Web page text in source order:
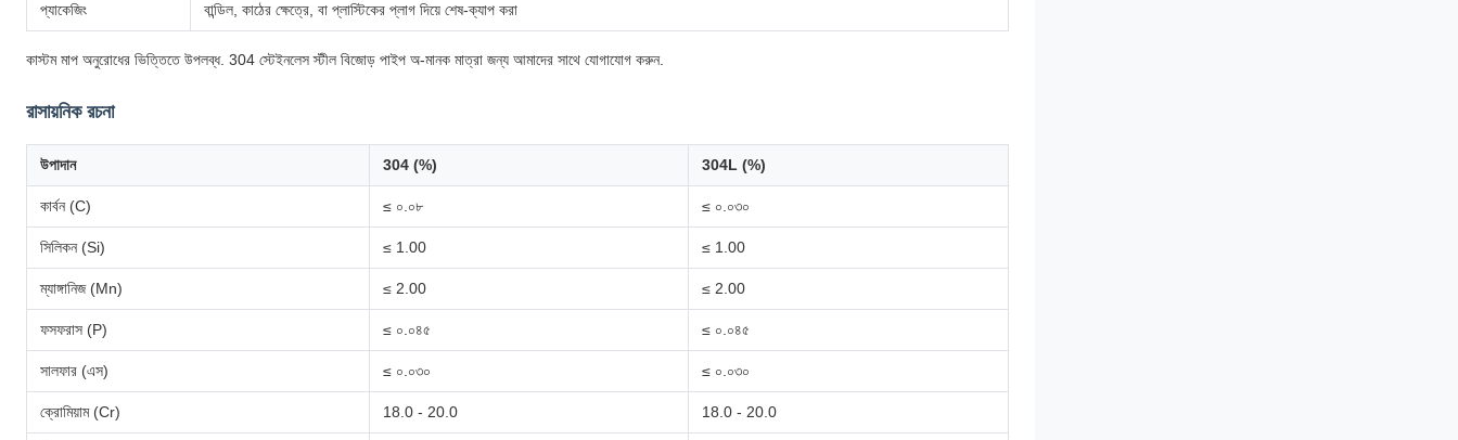
প্যাকেজিং বান্ডিল, কাঠের ক্ষেত্রে, বা প্লাস্টিকের প্লাগ দিয়ে শেষ-ক্যাপ করা
কাস্টম মাপ অনুরোধের ভিত্তিতে উপলব্ধ. 304 স্টেইনলেস স্টীল বিজোড় পাইপ অ-মানক মাত্রা জন্য আমাদের সাথে যোগাযোগ করুন.
রাসায়নিক রচনা
উপাদান 304 (%) 304L (%)
কার্বন (C) ≤ ০.০৮ ≤ ০.০৩০
সিলিকন (Si) ≤ 1.00 ≤ 1.00
ম্যাঙ্গানিজ (Mn) ≤ 2.00 ≤ 2.00
ফসফরাস (P) ≤ ০.০৪৫ ≤ ০.০৪৫
সালফার (এস) ≤ ০.০৩০ ≤ ০.০৩০
ক্রোমিয়াম (Cr) 18.0 - 20.0 18.0 - 20.0